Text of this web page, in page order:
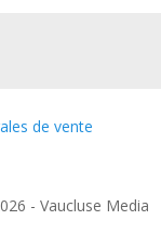
de vente
- Vaucluse Media